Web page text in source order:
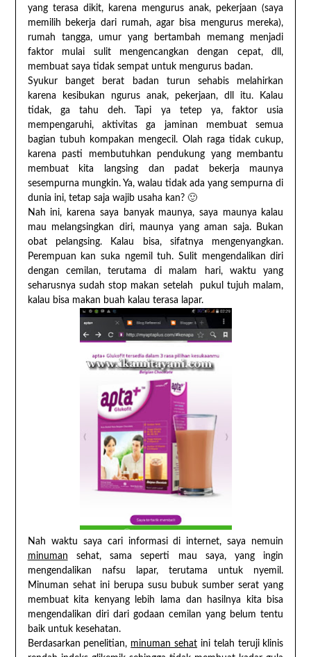
yang terasa dikit, karena mengurus anak, pekerjaan (saya
memilih bekerja dari rumah, agar bisa mengurus mereka),
rumah tangga, umur yang bertambah memang menjadi
faktor mulai sulit mengencangkan dengan cepat, dll,
membuat saya tidak sempat untuk mengurus badan.
Syukur banget berat badan turun sehabis melahirkan
karena kesibukan ngurus anak, pekerjaan, dll itu. Kalau
tidak, ga tahu deh. Tapi ya tetep ya, faktor usia
mempengaruhi, aktivitas ga jaminan membuat semua
bagian tubuh kompakan mengecil. Olah raga tidak cukup,
karena pasti membutuhkan pendukung yang membantu
membuat kita langsing dan padat bekerja maunya
sesempurna mungkin. Ya, walau tidak ada yang sempurna di
dunia ini, tetap saja wajib usaha kan? 🙂
Nah ini, karena saya banyak maunya, saya maunya kalau
mau melangsingkan diri, maunya yang aman saja. Bukan
obat pelangsing. Kalau bisa, sifatnya mengenyangkan.
Perempuan kan suka ngemil tuh. Sulit mengendalikan diri
dengan cemilan, terutama di malam hari, waktu yang
seharusnya sudah stop makan setelah pukul tujuh malam,
kalau bisa makan buah kalau terasa lapar.
Nah waktu saya cari informasi di internet, saya nemuin
minuman sehat, sama seperti mau saya, yang ingin
mengendalikan nafsu lapar, terutama untuk nyemil.
Minuman sehat ini berupa susu bubuk sumber serat yang
membuat kita kenyang lebih lama dan hasilnya kita bisa
mengendalikan diri dari godaan cemilan yang belum tentu
baik untuk kesehatan.
Berdasarkan penelitian, minuman sehat ini telah teruji klinis